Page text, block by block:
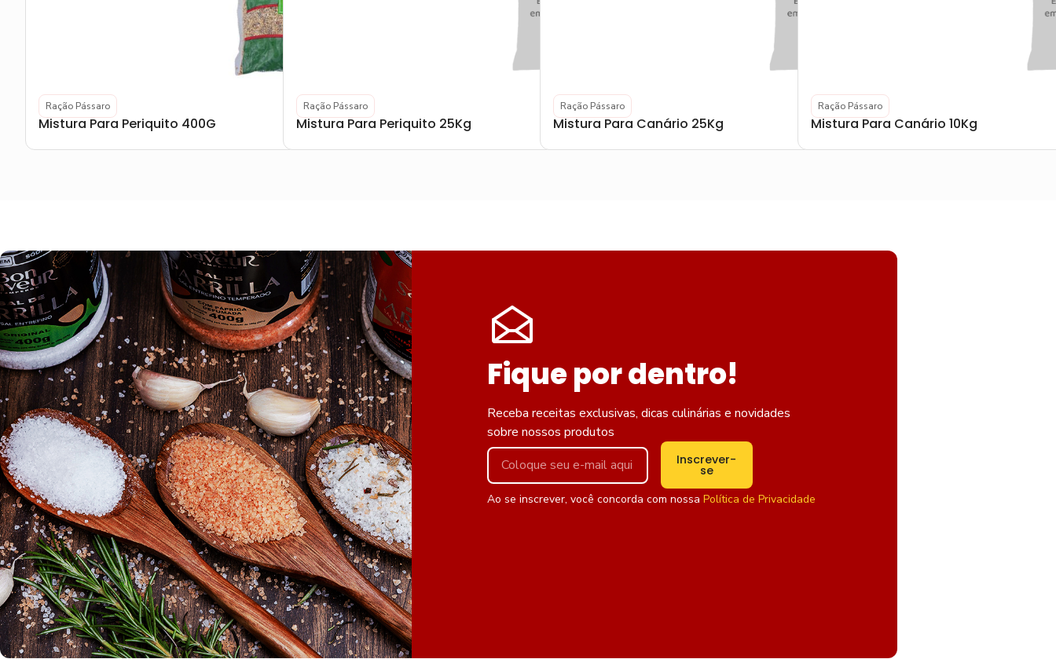
Ração Pássaro
Mistura Para Periquito 400G
Ração Pássaro
Mistura Para Periquito 25Kg
Ração Pássaro
Mistura Para Canário 25Kg
Ração Pássaro
Mistura Para Canário 10Kg
Fique por dentro!
Receba receitas exclusivas, dicas culinárias e novidades
sobre nossos produtos
Inscrever-
se
Ao se inscrever, você concorda com nossa Política de Privacidade